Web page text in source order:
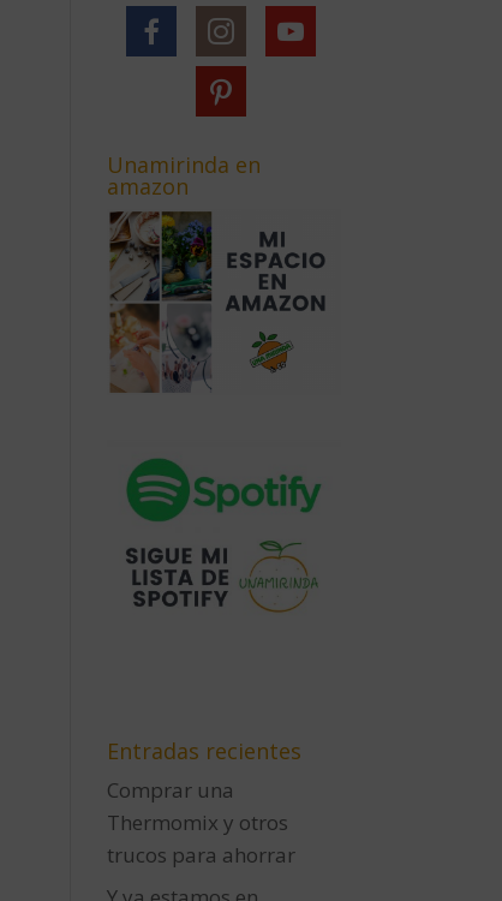
Unamirinda en
amazon
Entradas recientes
Comprar una
Thermomix y otros
trucos para ahorrar